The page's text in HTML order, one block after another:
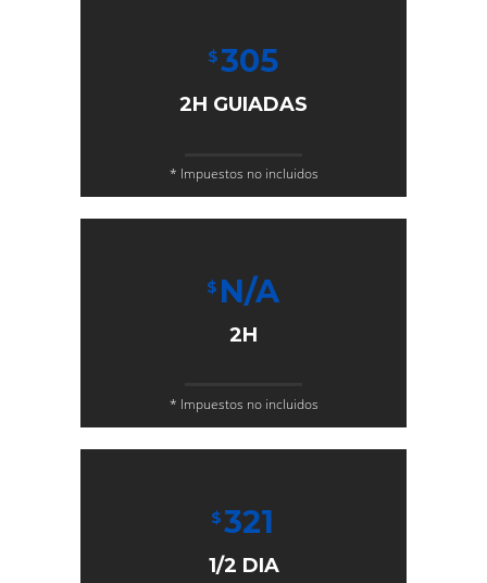
$305
2H GUIADAS
* Impuestos no incluidos
$ N/A
2H
* Impuestos no incluidos
$321
1/2 DIA